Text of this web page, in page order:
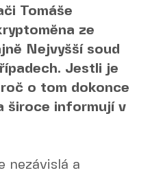
Tomáše
ze
Nejvyšší soud
Jestli je
o tom dokonce
široce informují v
nezávislá a